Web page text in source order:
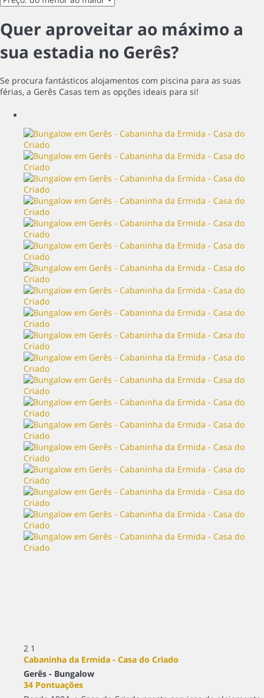
Quer aproveitar ao máximo a
sua estadia no Gerês?
Se procura fantásticos alojamentos com piscina para as suas
férias, a Gerês Casas tem as opções ideais para si!
2 1
Cabaninha da Ermida - Casa do Criado
Gerês - Bungalow
34 Pontuações